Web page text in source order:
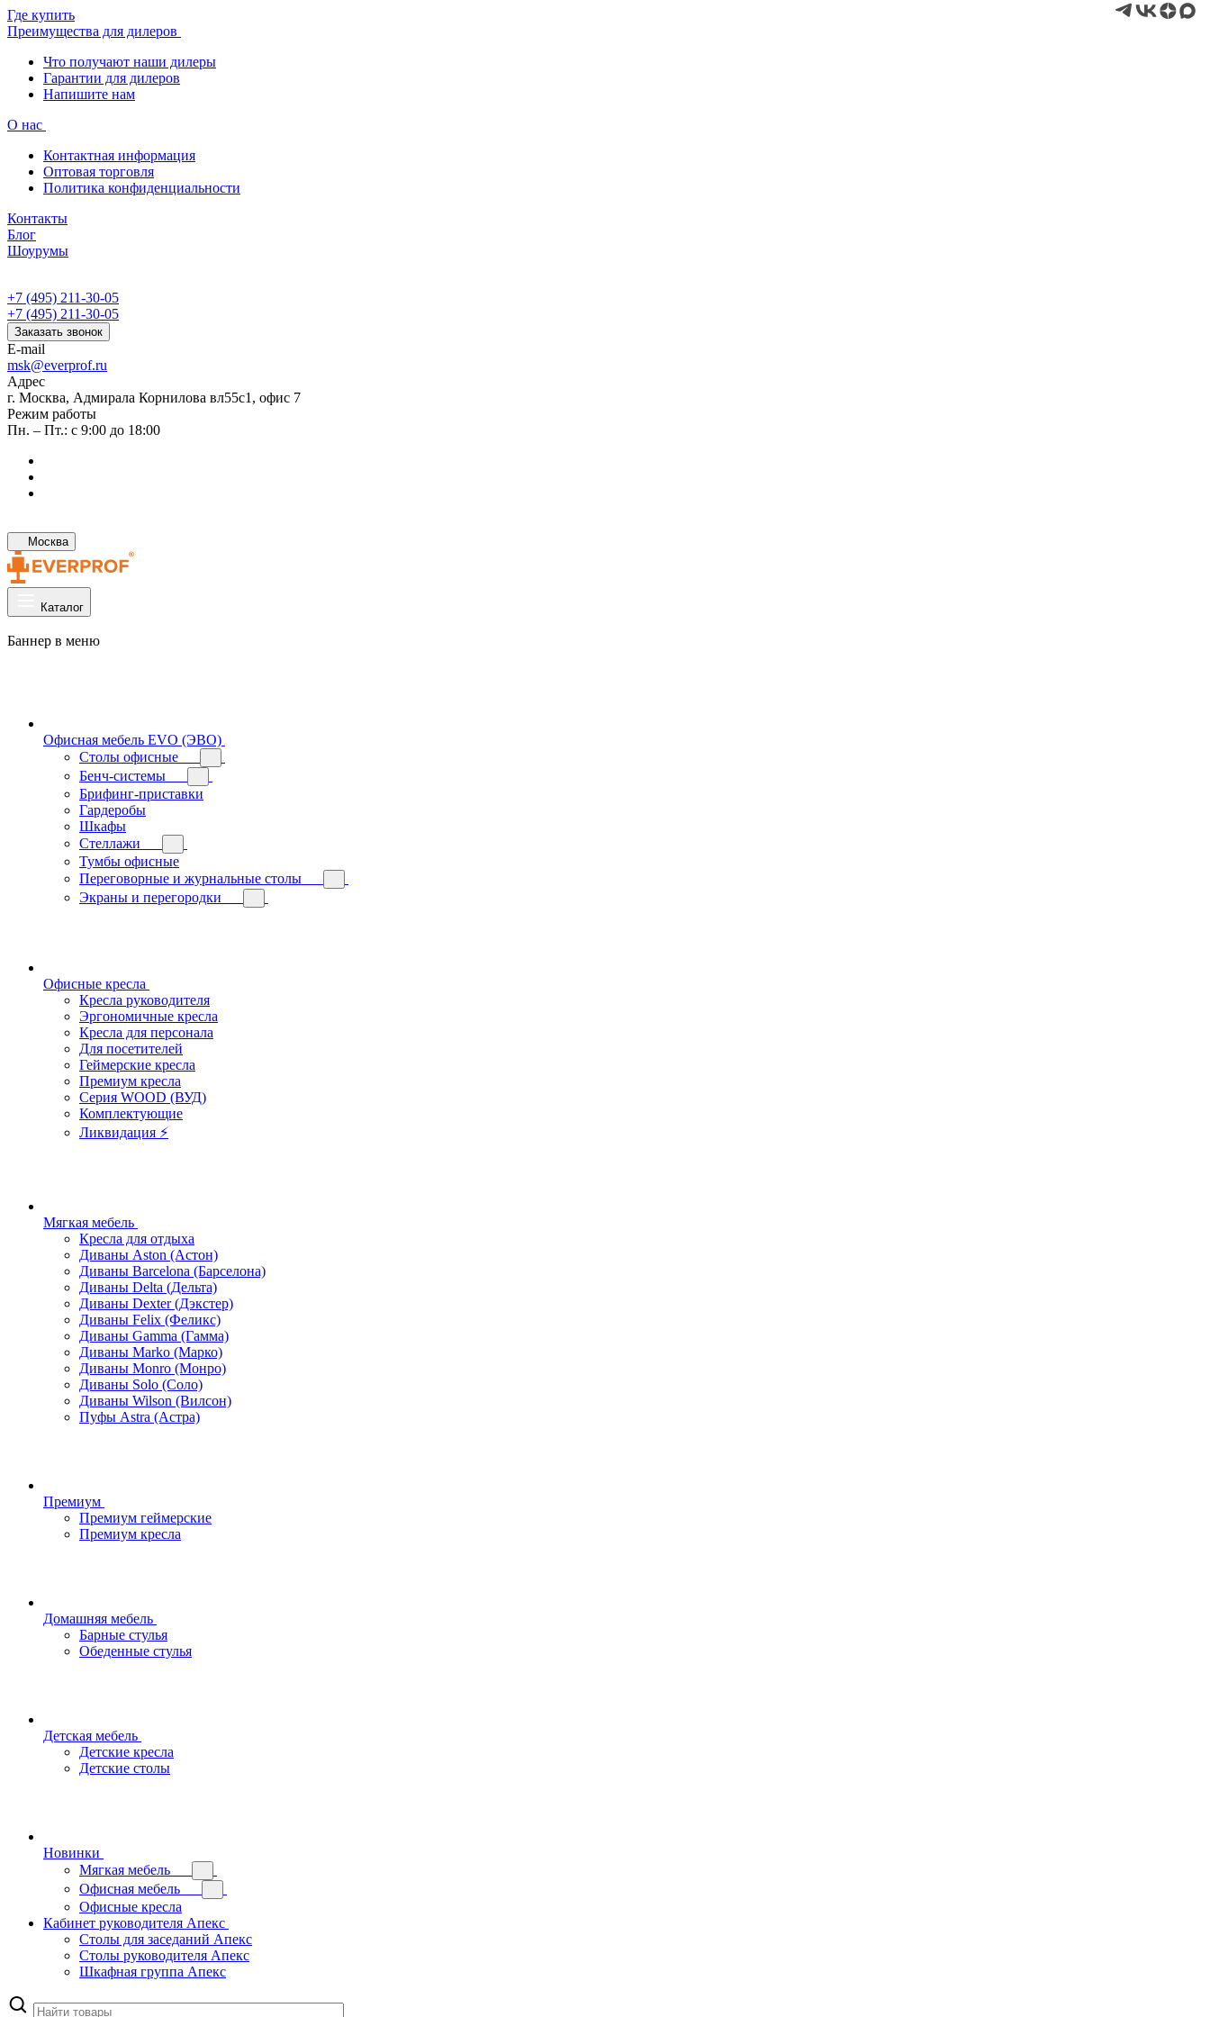
Где купить
Преимущества для дилеров
Что получают наши дилеры
Гарантии для дилеров
Напишите нам
О нас
Контактная информация
Оптовая торговля
Политика конфиденциальности
Контакты
Блог
Шоурумы
+7 (495) 211-30-05
+7 (495) 211-30-05
Заказать звонок
E-mail
msk@everprof.ru
Адрес
г. Москва, Адмирала Корнилова вл55с1, офис 7
Режим работы
Пн. – Пт.: с 9:00 до 18:00
Москва
Каталог
Баннер в меню
Офисная мебель EVO (ЭВО)
Cтолы офисные
Бенч-системы
Брифинг-приставки
Гардеробы
Шкафы
Стеллажи
Тумбы офисные
Переговорные и журнальные столы
Экраны и перегородки
Офисные кресла
Кресла руководителя
Эргономичные кресла
Кресла для персонала
Для посетителей
Геймерские кресла
Премиум кресла
Серия WOOD (ВУД)
Комплектующие
Ликвидация ⚡
Мягкая мебель
Кресла для отдыха
Диваны Aston (Астон)
Диваны Barcelona (Барселона)
Диваны Delta (Дельта)
Диваны Dexter (Дэкстер)
Диваны Felix (Феликс)
Диваны Gamma (Гамма)
Диваны Marko (Марко)
Диваны Monro (Монро)
Диваны Solo (Соло)
Диваны Wilson (Вилсон)
Пуфы Astra (Астра)
Премиум
Премиум геймерские
Премиум кресла
Домашняя мебель
Барные стулья
Обеденные стулья
Детская мебель
Детские кресла
Детские столы
Новинки
Мягкая мебель
Офисная мебель
Офисные кресла
Кабинет руководителя Апекс
Столы для заседаний Апекс
Столы руководителя Апекс
Шкафная группа Апекс